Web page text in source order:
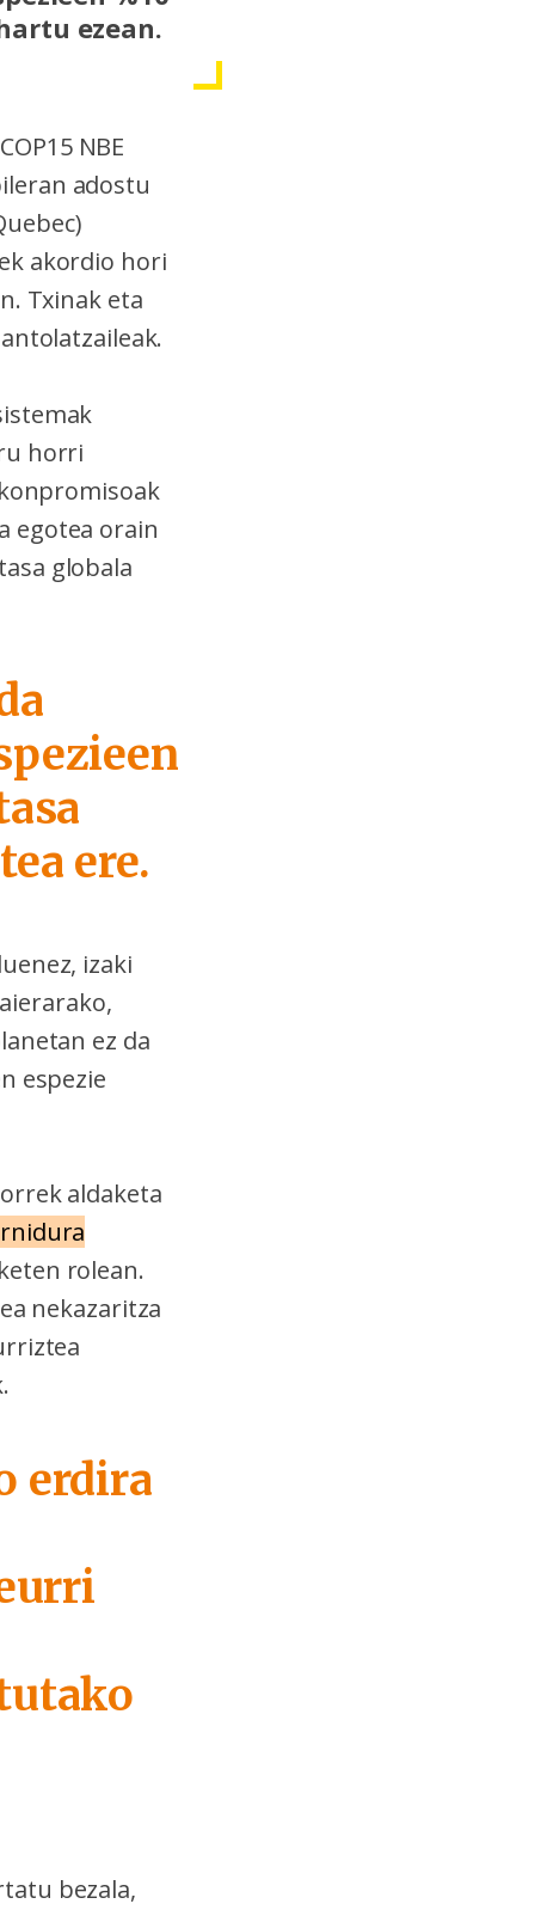
ezean.
NBE
adostu
akordio hori
Txinak eta
horri
egotea orain
globala
ere.
izaki
ez da
espezie
aldaketa
rolean.
nekazaritza
erdira
bezala,